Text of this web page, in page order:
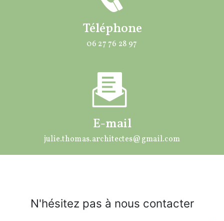
Téléphone
06 27 76 28 97
E-mail
julie.thomas.architectes@gmail.com
N'hésitez pas à nous contacter